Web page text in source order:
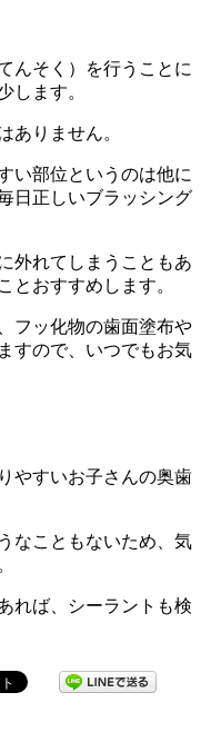
んそく）を行うことに
します。
ありません。
い部位というのは他に
日正しいブラッシング
外れてしまうこともあ
とおすすめします。
フッ化物の歯面塗布や
すので、いつでもお気
やすいお子さんの奥歯
なこともないため、気
れば、シーラントも検